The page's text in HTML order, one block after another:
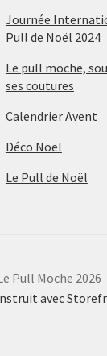
Journée
Pull de Noël 2024
Le pull moche,
ses coutures
Calendrier Avent
Déco Noël
Le Pull de Noël
Pull Moche 2026
avec